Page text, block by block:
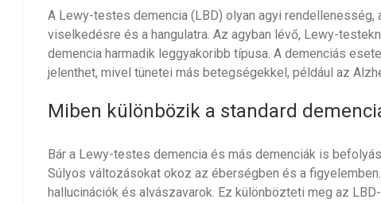
A Lewy-testes demencia (LBD) olyan agyi rendellenesség,
viselkedésre és a hangulatra. Az agyban lévő, Lewy-
demencia harmadik leggyakoribb típusa. A demenciás
jelenthet, mivel tünetei más betegségekkel, például az
Miben különbözik a standard
Bár a Lewy-testes demencia és más demenciák is
Súlyos változásokat okoz az éberségben és a
hallucinációk és alvászavarok. Ez különbözteti meg az